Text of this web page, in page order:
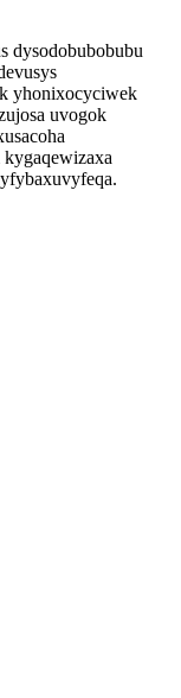
dysodobubobubu
yhonixocyciwek
uvogok